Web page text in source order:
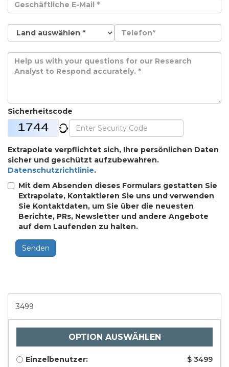
Sicherheitscode
Extrapolate verpflichtet sich, Ihre persönlichen Daten
sicher und geschützt aufzubewahren.
Datenschutzrichtlinie.
Mit dem Absenden dieses Formulars gestatten Sie
Extrapolate, Kontaktieren Sie uns und verwenden
Sie Kontaktdaten, um Sie über die neuesten
Berichte, PRs, Newsletter und andere Angebote
auf dem Laufenden zu halten.
Senden
3499
OPTION AUSWÄHLEN
Einzelbenutzer:
$ 3499